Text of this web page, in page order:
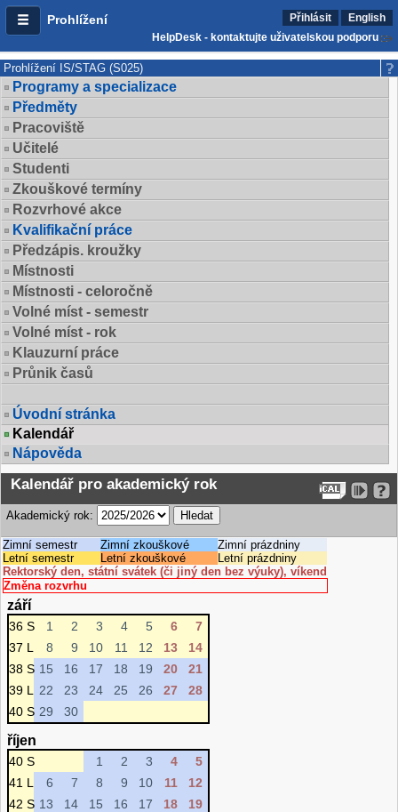
Prohlížení Přihlásit
English
HelpDesk - kontaktujte uživatelskou podporu
Prohlížení IS/STAG (S025)
Programy a specializace
Předměty
Pracoviště
Učitelé
Studenti
Zkouškové termíny
Rozvrhové akce
Kvalifikační práce
Předzápis. kroužky
Místnosti
Místnosti - celoročně
Volné míst - semestr
Volné míst - rok
Klauzurní práce
Průnik časů
Úvodní stránka
Kalendář
Nápověda
Kalendář pro akademický rok
Akademický rok:
Zimní semestr Zimní zkouškové
Zimní prázdniny
Letní semestr
Letní zkouškové
Letní prázdniny
Rektorský den, státní svátek (či jiný den bez výuky), víkend
Změna rozvrhu
září
36 S 1 2 3 4 5 6
7
37 L
8 9 10 11 12 13
14
38 S 15 16 17 18 19 20
21
39 L
22 23 24 25 26 27
28
40 S 29 30
říjen
40 S 1 2 3 4
5
41 L
6 7 8 9 10 11
12
42 S 13 14 15 16 17 18
19